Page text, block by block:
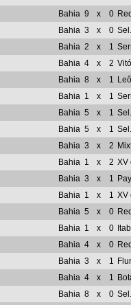
Bahia 9 x 0
Bahia 3 x 0
Bahia 2 x 1
Bahia 4 x 2
Bahia 8 x 1
Bahia 1 x 1
Bahia 5 x 1
Bahia 5 x 1
Bahia 3 x 2
Bahia 1 x 2 XV
Bahia 3 x 1
Bahia 1 x 1 XV
Bahia 5 x 0
Bahia 1 x 0
Bahia 4 x 0
Bahia 3 x 1
Bahia 4 x 1
Bahia 8 x 0